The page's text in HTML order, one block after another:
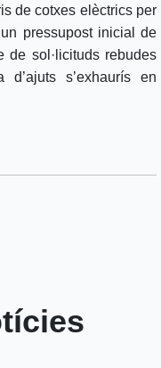
de cotxes elèctrics per
pressupost inicial de
de sol·licituds rebudes
s’exhaurís en